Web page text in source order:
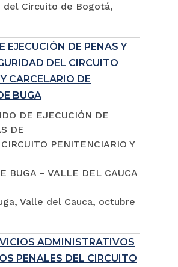
del Circuito de Bogotá,
EJECUCIÓN DE PENAS Y
DEL CIRCUITO
CARCELARIO DE
BUGA
DE EJECUCIÓN DE
DE
PENITENCIARIO Y
BUGA – VALLE DEL CAUCA
Valle del Cauca, octubre
ADMINISTRATIVOS
PENALES DEL CIRCUITO